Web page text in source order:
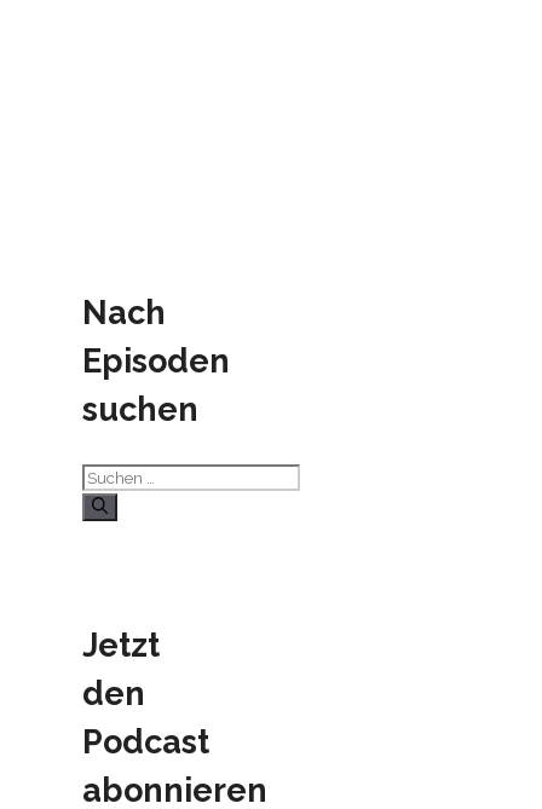
Nach
Episoden
suchen
Suchen
nach:
Jetzt
den
Podcast
abonnieren